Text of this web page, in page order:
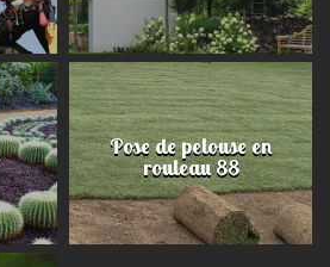
Pose de pelouse en
rouleau 88